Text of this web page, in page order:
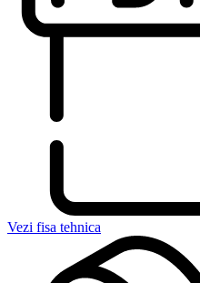
Vezi fisa tehnica